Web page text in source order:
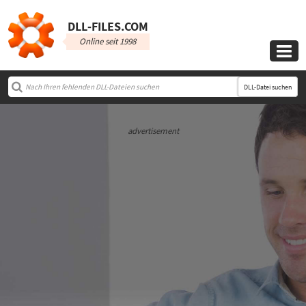
DLL‑FILES.COM
Online seit 1998

DLL-Datei suchen
advertisement